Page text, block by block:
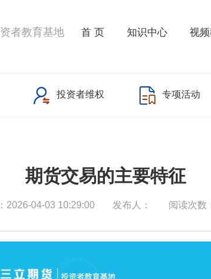
者教育基地 首 页 知识中心 视
投资者维权 专项活动
期货交易的主要特征
2026-04-03 10:29:00 发布人： 阅读次数